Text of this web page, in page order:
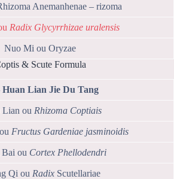
Anemanhenae – rizoma
Radix Glycyrrhizae uralensis
Nuo Mi ou Oryzae
& Scute Formula
Huan Lian Jie Du Tang
Lian ou Rhizoma Coptiais
Fructus Gardeniae jasminoidis
ou Cortex Phellodendri
Qi ou Radix Scutellariae